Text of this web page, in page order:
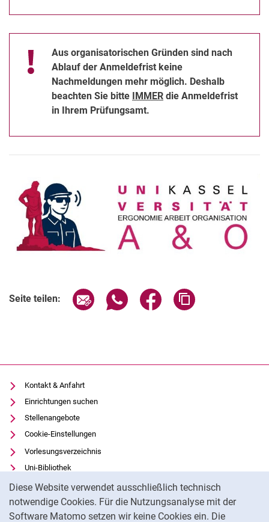
Diese Website verwendet ausschließlich technisch
notwendige Cookies. Für die Nutzungsanalyse mit der
Software Matomo setzen wir keine Cookies ein. Die
Aus organisatorischen Gründen sind nach
Ablauf der Anmeldefrist keine
Nachmeldungen mehr möglich. Deshalb
beachten Sie bitte IMMER die Anmeldefrist
in Ihrem Prüfungsamt.
Seite teilen: Seite über E-Mail teilen
Seite über WhatsApp teilen
Seite über Facebook
Kontakt & Anfahrt
Einrichtungen suchen
Stellenangebote
Cookie-Einstellungen
Vorlesungsverzeichnis
Uni-Bibliothek
Moodle
Panopto
Datenschutz